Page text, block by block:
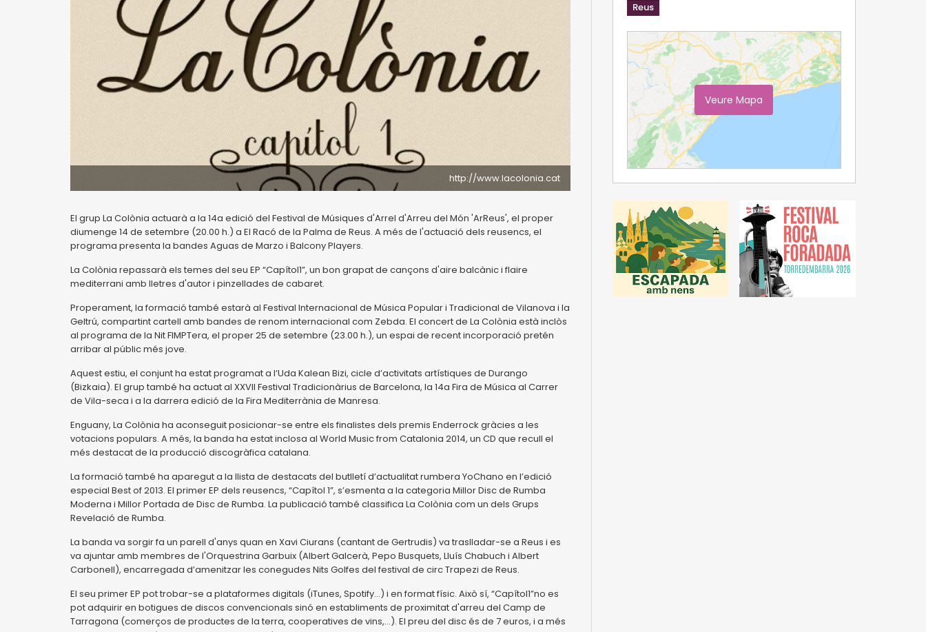
http://www.lacolonia.cat
El grup La Colònia actuarà a la 14a edició del Festival de Músiques d'Arrel d'Arreu del Món 'ArReus', el proper
diumenge 14 de setembre (20.00 h.) a El Racó de la Palma de Reus. A més de l'actuació dels reusencs, el
programa presenta la bandes Aguas de Marzo i Balcony Players.
La Colònia repassarà els temes del seu EP “Capítol1”, un bon grapat de cançons d'aire balcànic i flaire
mediterrani amb lletres d'autor i pinzellades de cabaret.
Properament, la formació també estarà al Festival Internacional de Música Popular i Tradicional de Vilanova i la
Geltrú, compartint cartell amb bandes de renom internacional com Zebda. El concert de La Colònia està inclòs
al programa de la Nit FIMPTera, el proper 25 de setembre (23.00 h.), un espai de recent incorporació pretén
arribar al públic més jove.
Aquest estiu, el conjunt ha estat programat a l’Uda Kalean Bizi, cicle d’activitats artístiques de Durango
(Bizkaia). El grup també ha actuat al XXVII Festival Tradicionàrius de Barcelona, la 14a Fira de Música al Carrer
de Vila-seca i a la darrera edició de la Fira Mediterrània de Manresa.
Enguany, La Colònia ha aconseguit posicionar-se entre els finalistes dels premis Enderrock gràcies a les
votacions populars. A més, la banda ha estat inclosa al World Music from Catalonia 2014, un CD que recull el
més destacat de la producció discogràfica catalana.
La formació també ha aparegut a la llista de destacats del butlletí d’actualitat rumbera YoChano en l’edició
especial Best of 2013. El primer EP dels reusencs, “Capítol 1”, s’esmenta a la categoria Millor Disc de Rumba
Moderna i Millor Portada de Disc de Rumba. La publicació també classifica La Colònia com un dels Grups
Revelació de Rumba.
La banda va sorgir fa un parell d'anys quan en Xavi Ciurans (cantant de Gertrudis) va traslladar-se a Reus i es
va ajuntar amb membres de l'Orquestrina Garbuix (Albert Galcerà, Pepo Busquets, Lluís Chabuch i Albert
Carbonell), encarregada d’amenitzar les conegudes Nits Golfes del festival de circ Trapezi de Reus.
El seu primer EP pot trobar-se a plataformes digitals (iTunes, Spotify...) i en format físic. Això sí, “Capítol1”no es
pot adquirir en botigues de discos convencionals sinó en establiments de proximitat d'arreu del Camp de
Tarragona (comerços de productes de la terra, cooperatives de vins,…). El preu del disc és de 7 euros, i a més
Reus
Veure Mapa